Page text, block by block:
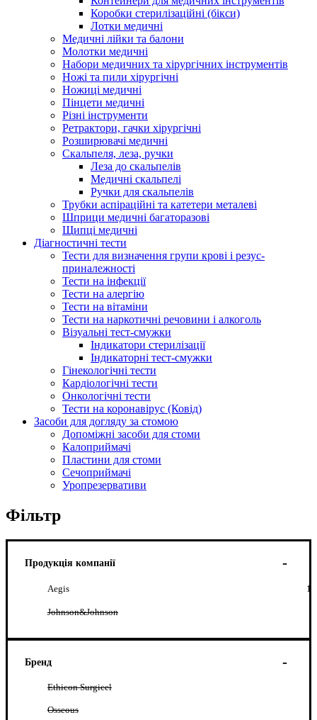
Коробки стерилізаційні (бікси)
Лотки медичні
Медичні лійки та балони
Молотки медичні
Набори медичних та хірургічних інструментів
Ножі та пили хірургічні
Ножиці медичні
Пінцети медичні
Різні інструменти
Ретрактори, гачки хірургічні
Розширювачі медичні
Скальпеля, леза, ручки
Леза до скальпелів
Медичні скальпелі
Ручки для скальпелів
Трубки аспіраційні та катетери металеві
Шприци медичні багаторазові
Щипці медичні
Діагностичні тести
Тести для визначення групи крові і резус-
приналежності
Тести на інфекції
Тести на алергію
Тести на вітаміни
Тести на наркотичні речовини і алкоголь
Візуальні тест-смужки
Індикатори стерилізації
Індикаторні тест-смужки
Гінекологічні тести
Кардіологічні тести
Онкологічні тести
Тести на коронавірус (Ковід)
Засоби для догляду за стомою
Допоміжні засоби для стоми
Калоприймачі
Пластини для стоми
Сечоприймачі
Уропрезервативи
Фільтр
Продукція компанії
Aegis 1
Johnson&Johnson
Бренд
Ethicon Surgicel
Osseous